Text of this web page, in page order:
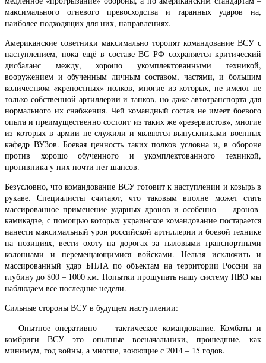
максимального огневого превосходства и таранных ударов на,
наиболее подходящих для них, направлениях.
Американские советники максимально торопят командование ВСУ с
наступлением, пока ещё в составе ВС РФ сохраняется критический
дисбаланс между, хорошо укомплектованными техникой,
вооружением и обученным личным составом, частями, и большим
количеством «крепостных» полков, многие из которых, не имеют не
только собственной артиллерии и танков, но даже автотранспорта для
нормального их снабжения. Чей командный состав не имеет боевого
опыта и преимущественно состоит из таких же «резервистов», многие
из которых в армии не служили и являются выпускниками военных
кафедр ВУЗов. Боевая ценность таких полков условна и, в обороне
против хорошо обученного и укомплектованного техникой,
противника у них почти нет шансов.
Безусловно, что командование ВСУ готовит к наступлении и козырь в
рукаве. Специалисты считают, что таковым вполне может стать
массированное применение ударных дронов и особенно — дронов-
камикадзе, с помощью которых украинское командование постарается
нанести максимальный урон российской артиллерии и боевой технике
на позициях, вести охоту на дорогах за тыловыми транспортными
колоннами и перемещающимися войсками. Нельзя исключить и
массированный удар БПЛА по объектам на территории России на
глубину до 800 – 1000 км. Попытки прощупать нашу систему ПВО мы
наблюдаем все последние недели.
Сильные стороны ВСУ в будущем наступлении:
— Опытное оперативно — тактическое командование. Комбаты и
комбриги ВСУ это опытные военачальники, прошедшие, как
минимум, год войны, а многие, воюющие с 2014 – 15 годов.